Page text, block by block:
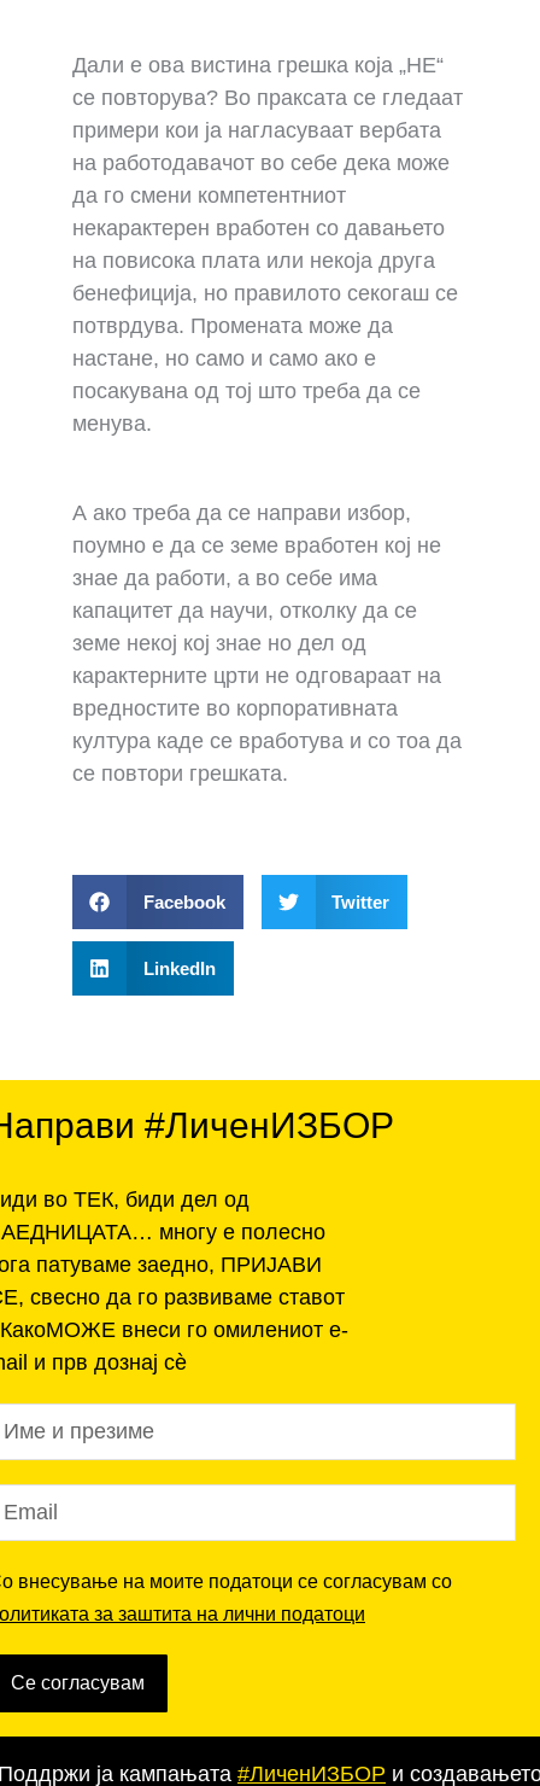
Дали е ова вистина грешка која „НЕ“
се повторува? Во праксата се гледаат
примери кои ја нагласуваат вербата
на работодавачот во себе дека може
да го смени компетентниот
некарактерен вработен со давањето
на повисока плата или некоја друга
бенефиција, но правилото секогаш се
потврдува. Промената може да
настане, но само и само ако е
посакувана од тој што треба да се
менува.
А ако треба да се направи избор,
поумно е да се земе вработен кој не
знае да работи, а во себе има
капацитет да научи, отколку да се
земе некој кој знае но дел од
карактерните црти не одговараат на
вредностите во корпоративната
култура каде се вработува и со тоа да
се повтори грешката.
Facebook Twitter
LinkedIn
#ЛиченИЗБОР
во ТЕК, биди дел од
многу е полесно
патуваме заедно, ПРИЈАВИ
свесно да го развиваме ставот
внеси го омилениот e-
и прв дознај сѐ
внесување на моите податоци се согласувам со
за заштита на лични податоци
Се согласувам
ја кампањата #ЛиченИЗБОР и